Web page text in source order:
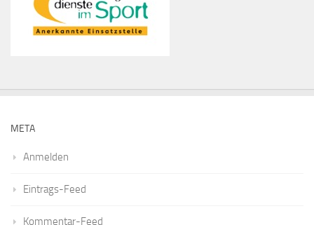
META
Anmelden
Eintrags-Feed
Kommentar-Feed